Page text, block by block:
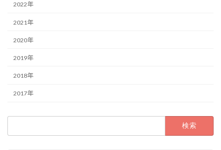
2022年
2021年
2020年
2019年
2018年
2017年